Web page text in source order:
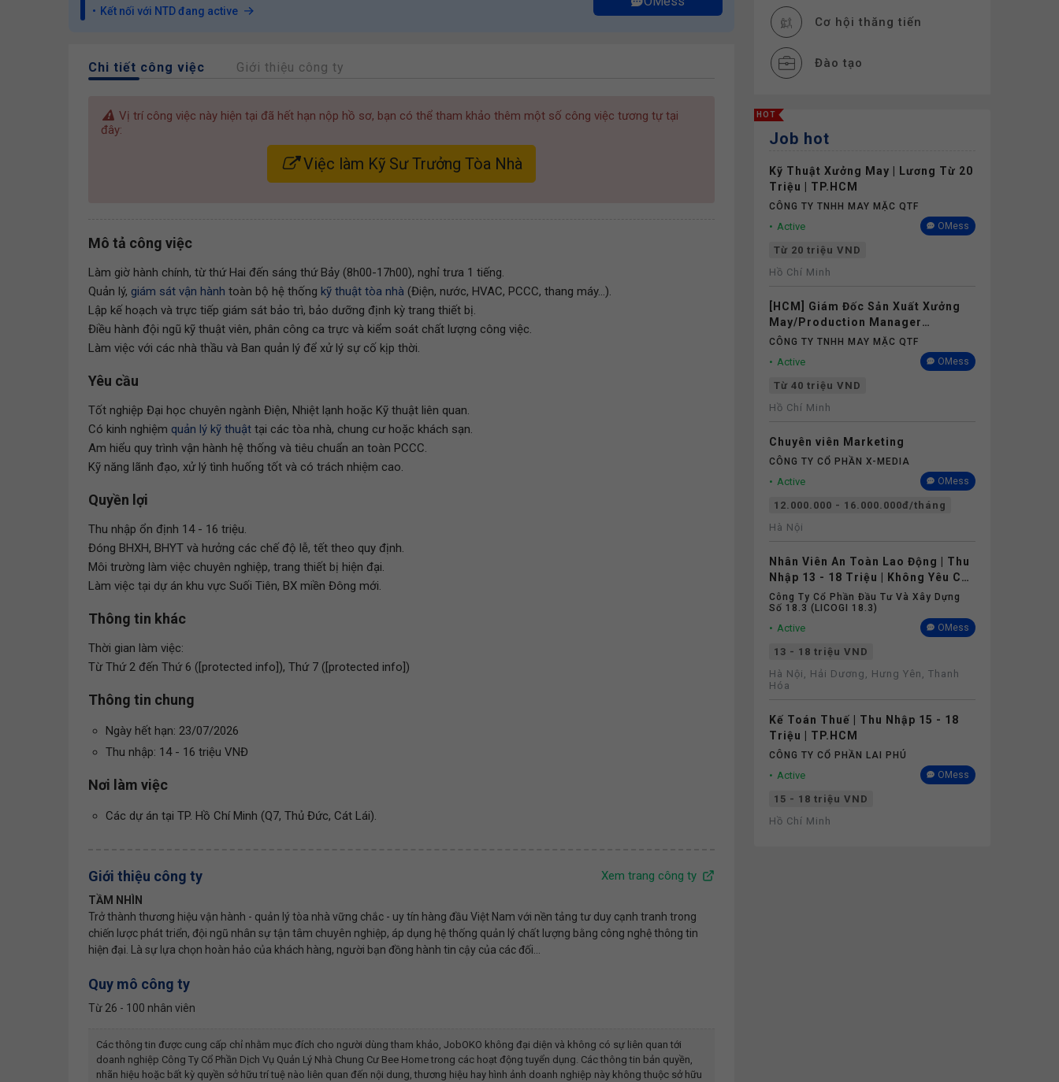
Kết nối với NTD đang active
Chi tiết công việc Giới thiệu công ty
Vị trí công việc này hiện tại đã hết hạn nộp hồ sơ, bạn có thể tham khảo thêm một số công việc tương tự tại
đây:
Việc làm Kỹ Sư Trưởng Tòa Nhà
Mô tả công việc
Làm giờ hành chính, từ thứ Hai đến sáng thứ Bảy (8h00-17h00), nghỉ trưa 1 tiếng.
Quản lý, giám sát vận hành toàn bộ hệ thống kỹ thuật tòa nhà (Điện, nước, HVAC, PCCC, thang máy...).
Lập kế hoạch và trực tiếp giám sát bảo trì, bảo dưỡng định kỳ trang thiết bị.
Điều hành đội ngũ kỹ thuật viên, phân công ca trực và kiểm soát chất lượng công việc.
Làm việc với các nhà thầu và Ban quản lý để xử lý sự cố kịp thời.
Yêu cầu
Tốt nghiệp Đại học chuyên ngành Điện, Nhiệt lạnh hoặc Kỹ thuật liên quan.
Có kinh nghiệm quản lý kỹ thuật tại các tòa nhà, chung cư hoặc khách sạn.
Am hiểu quy trình vận hành hệ thống và tiêu chuẩn an toàn PCCC.
Kỹ năng lãnh đạo, xử lý tình huống tốt và có trách nhiệm cao.
Quyền lợi
Thu nhập ổn định 14 - 16 triệu.
Đóng BHXH, BHYT và hưởng các chế độ lễ, tết theo quy định.
Môi trường làm việc chuyên nghiệp, trang thiết bị hiện đại.
Làm việc tại dự án khu vực Suối Tiên, BX miền Đông mới.
Thông tin khác
Thời gian làm việc:
Từ Thứ 2 đến Thứ 6 ([protected info]), Thứ 7 ([protected info])
Thông tin chung
Ngày hết hạn: 23/07/2026
Thu nhập: 14 - 16 triệu VNĐ
Nơi làm việc
Các dự án tại TP. Hồ Chí Minh (Q7, Thủ Đức, Cát Lái).
Giới thiệu công ty Xem trang công ty
TẦM NHÌN
Trở thành thương hiệu vận hành - quản lý tòa nhà vững chắc - uy tín hàng đầu Việt Nam với nền tảng tư duy cạnh tranh trong
chiến lược phát triển, đội ngũ nhân sự tận tâm chuyên nghiệp, áp dụng hệ thống quản lý chất lượng bằng công nghệ thông tin
hiện đại. Là sự lựa chọn hoàn hảo của khách hàng, người bạn đồng hành tin cậy của các đối...
Quy mô công ty
Từ 26 - 100 nhân viên
Các thông tin được cung cấp chỉ nhằm mục đích cho người dùng tham khảo, JobOKO không đại diện và không có sự liên quan tới
doanh nghiệp Công Ty Cổ Phần Dịch Vụ Quản Lý Nhà Chung Cư Bee Hometrong các hoạt động tuyển dụng. Các thông tin bản quyền,
nhãn hiệu hoặc bất kỳ quyền sở hữu trí tuệ nào liên quan đến nội dung, thương hiệu hay hình ảnh doanh nghiệp này không thuộc sở hữu
Cơ hội thăng tiến
Đào tạo
Thưởng
Phụ cấp
Bảo hiểm
HOT
Job hot
Kỹ Thuật Xưởng May | Lương Từ 20
Triệu | TP.HCM
CÔNG TY TNHH MAY MẶC QTF
Active OMess
Từ 20 triệu VND
Hồ Chí Minh
[HCM] Giám Đốc Sản Xuất Xưởng
May/Production Manager
(Garments) - Lương 40M+
CÔNG TY TNHH MAY MẶC QTF
Active OMess
Từ 40 triệu VND
Hồ Chí Minh
Chuyên viên Marketing
CÔNG TY CỔ PHẦN X-MEDIA
Active OMess
12.000.000 - 16.000.000đ/tháng
Hà Nội
Nhân Viên An Toàn Lao Động | Thu
Nhập 13 - 18 Triệu | Không Yêu Cầu
Kinh Nghiệm
Công Ty Cổ Phần Đầu Tư Và Xây Dựng
Số 18.3 (LICOGI 18.3)
Active OMess
13 - 18 triệu VND
Hà Nội, Hải Dương, Hưng Yên, Thanh
Hóa
Kế Toán Thuế | Thu Nhập 15 - 18
Triệu | TP.HCM
CÔNG TY CỔ PHẦN LAI PHÚ
Active OMess
15 - 18 triệu VND
Hồ Chí Minh